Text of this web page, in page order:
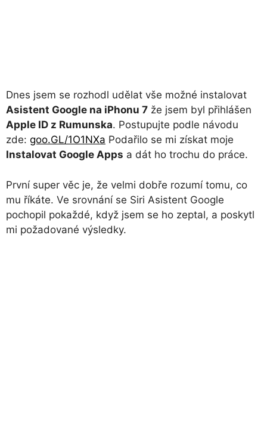
Dnes jsem se rozhodl udělat vše možné instalovat
Asistent Google na iPhonu 7 že jsem byl přihlášen
Apple ID z Rumunska. Postupujte podle návodu
zde: goo.GL/1O1NXa Podařilo se mi získat moje
Instalovat Google Apps a dát ho trochu do práce.
První super věc je, že velmi dobře rozumí tomu, co
mu říkáte. Ve srovnání se Siri Asistent Google
pochopil pokaždé, když jsem se ho zeptal, a poskytl
mi požadované výsledky.